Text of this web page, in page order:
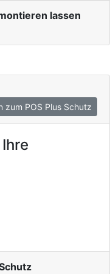
lassen
zum POS Plus Schutz